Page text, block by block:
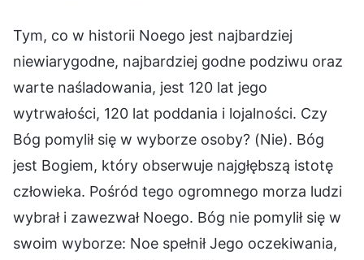
Tym, co w historii Noego jest najbardziej
niewiarygodne, najbardziej godne podziwu oraz
warte naśladowania, jest 120 lat jego
wytrwałości, 120 lat poddania i lojalności. Czy
Bóg pomylił się w wyborze osoby? (Nie). Bóg
jest Bogiem, który obserwuje najgłębszą istotę
człowieka. Pośród tego ogromnego morza ludzi
wybrał i zawezwał Noego. Bóg nie pomylił się w
swoim wyborze: Noe spełnił Jego oczekiwania,